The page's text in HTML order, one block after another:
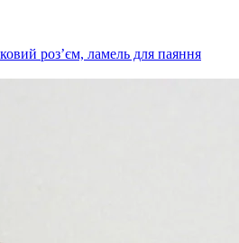
розʼєм, ламель для паяння